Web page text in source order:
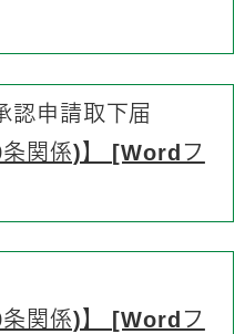
認申請取下届​
条関係)】 [Wordフ
条関係)】 [Wordフ